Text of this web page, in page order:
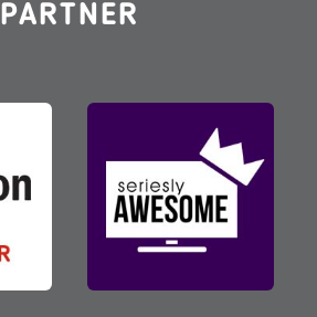
PARTNER